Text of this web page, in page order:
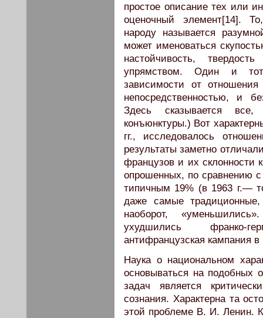
простое описание тех или
оценочный элемент[14].
народу называется
может именоваться
настойчивость,
упрямством. Один и
зависимости от
непосредственностью, и
Здесь сказывается
конъюнктуры.) Вот
гг., исследовалось
результаты заметно
французов и их склонности
опрошенных, по сравнению
типичным 19% (в 1963 г.—
даже самые
наоборот,
ухудшились франко-
антифранцузская кампания
Наука о национальном
основываться на подобных
задач является
сознания. Характерна та
этой проблеме В. И. Ленин.